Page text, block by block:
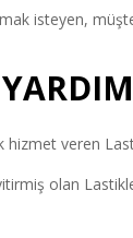
isteyen,
veren
olan